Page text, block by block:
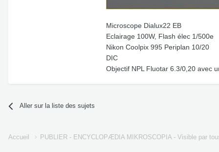
Microscope Dialux22 EB
Eclairage 100W, Flash élec 1/500e
Nikon Coolpix 995 Periplan 10/20
DIC
Objectif NPL Fluotar 6.3/0,20 avec
Aller sur la liste des sujets
Accueil PUBLIER - ENCYCLOPÆDIA MIKROSCOPIA - Visible par